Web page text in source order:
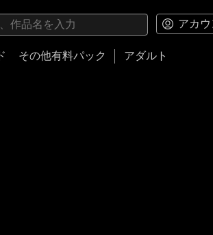
アカウ
その他有料パック アダルト